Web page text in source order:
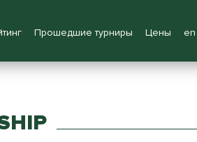
Прошедшие турниры Цены en